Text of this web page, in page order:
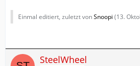
Einmal editiert, zuletzt vonSnoopi (13.
SteelWheel